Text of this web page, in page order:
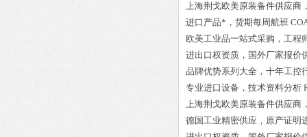
上海荆戈欧美原装备件供应商
进口产品*，货期每周航班
欧美工业品一站式采购，工程
进出口权资质，国外厂家报价
品牌优势系列大全，十年工控
专业进口设备，技术资料分析
上海荆戈欧美原装备件供应商
德国工业精密供应，原产证明